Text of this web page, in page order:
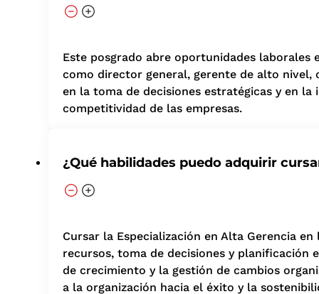
Este posgrado abre oportunidades laborales
como director general, gerente de alto nivel,
en la toma de decisiones estratégicas y en
competitividad de las empresas.
¿Qué habilidades puedo adquirir
Cursar la Especialización en Alta Gerencia
recursos, toma de decisiones y planificación
de crecimiento y la gestión de cambios
a la organización hacia el éxito y la